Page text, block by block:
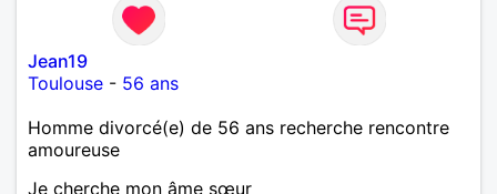
Jean19
Toulouse - 56 ans
Homme divorcé(e) de 56 ans recherche rencontre
amoureuse
Je cherche mon âme sœur